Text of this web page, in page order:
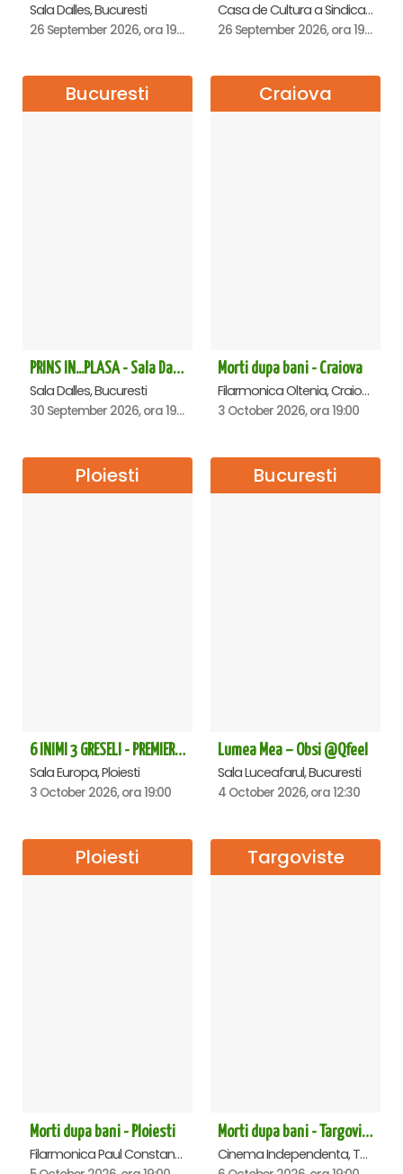
Sala Dalles, Bucuresti
26 September 2026, ora 19:00
Casa de Cultura a Sindicatelor Lucian Grigorescu, Medgidia
26 September 2026, ora 19:00
Bucuresti
PRINS IN...PLASA - Sala Dalles
Sala Dalles, Bucuresti
30 September 2026, ora 19:30
Craiova
Morti dupa bani - Craiova
Filarmonica Oltenia, Craiova
3 October 2026, ora 19:00
Ploiesti
6 INIMI 3 GRESELI - PREMIERA - Ploiesti
Sala Europa, Ploiesti
3 October 2026, ora 19:00
Bucuresti
Lumea Mea – Obsi @Qfeel
Sala Luceafarul, Bucuresti
4 October 2026, ora 12:30
Ploiesti
Morti dupa bani - Ploiesti
Filarmonica Paul Constantinescu, Ploiesti
Targoviste
Morti dupa bani - Targoviste
Cinema Independenta, Targoviste